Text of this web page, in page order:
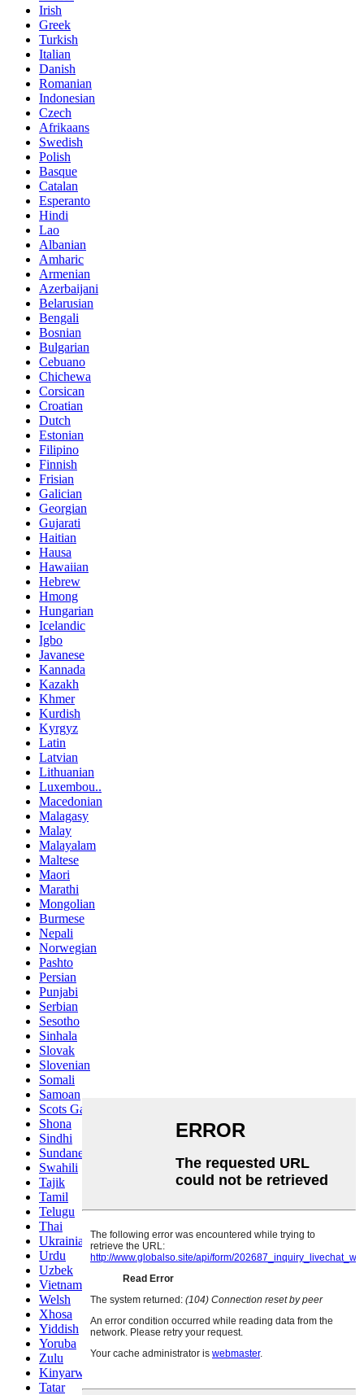
Irish
Greek
Turkish
Italian
Danish
Romanian
Indonesian
Czech
Afrikaans
Swedish
Polish
Basque
Catalan
Esperanto
Hindi
Lao
Albanian
Amharic
Armenian
Azerbaijani
Belarusian
Bengali
Bosnian
Bulgarian
Cebuano
Chichewa
Corsican
Croatian
Dutch
Estonian
Filipino
Finnish
Frisian
Galician
Georgian
Gujarati
Haitian
Hausa
Hawaiian
Hebrew
Hmong
Hungarian
Icelandic
Igbo
Javanese
Kannada
Kazakh
Khmer
Kurdish
Kyrgyz
Latin
Latvian
Lithuanian
Luxembou..
Macedonian
Malagasy
Malay
Malayalam
Maltese
Maori
Marathi
Mongolian
Burmese
Nepali
Norwegian
Pashto
Persian
Punjabi
Serbian
Sesotho
Sinhala
Slovak
Slovenian
Somali
Samoan
Scots Gaelic
Shona
Sindhi
Sundanese
Swahili
Tajik
Tamil
Telugu
Thai
Ukrainian
Urdu
Uzbek
Vietnamese
Welsh
Xhosa
Yiddish
Yoruba
Zulu
Kinyarwanda
Tatar